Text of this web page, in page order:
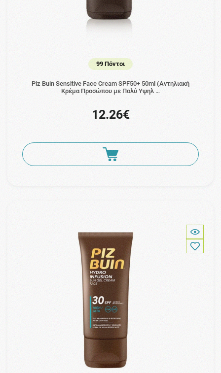
99 Πόντοι
Piz Buin Sensitive Face Cream SPF50+ 50ml (Aντηλιακή
Κρέμα Προσώπου με Πολύ Υψηλ …
12.26€